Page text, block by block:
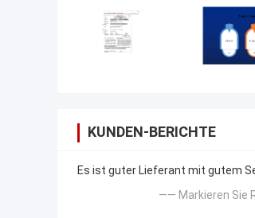
KUNDEN-BERICHTE
Es ist guter Lieferant mit gutem
—— Markieren Sie